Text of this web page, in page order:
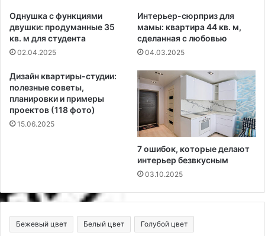
Однушка с функциями
двушки: продуманные 35
кв. м для студента
02.04.2025
Интерьер-сюрприз для
мамы: квартира 44 кв. м,
сделанная с любовью
04.03.2025
Дизайн квартиры-студии:
полезные советы,
планировки и примеры
проектов (118 фото)
15.06.2025
7 ошибок, которые делают
интерьер безвкусным
03.10.2025
Бежевый цвет Белый цвет Голубой цвет